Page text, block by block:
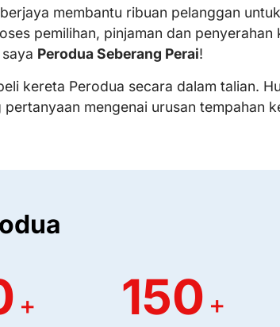
membantu ribuan pelanggan
pemilihan, pinjaman dan penyerahan
Perodua Seberang Perai!
kereta Perodua secara dalam talian.
mengenai urusan tempahan
+ 150 +